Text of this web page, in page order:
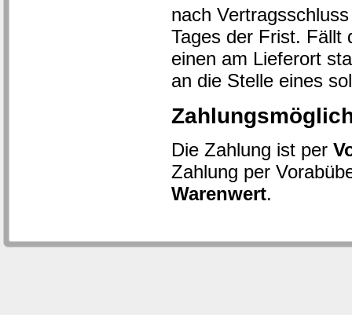
nach
Tages der Frist. Fällt
einen am Lieferort
an die Stelle eines
Die Zahlung ist per
Zahlung per
Warenwert.